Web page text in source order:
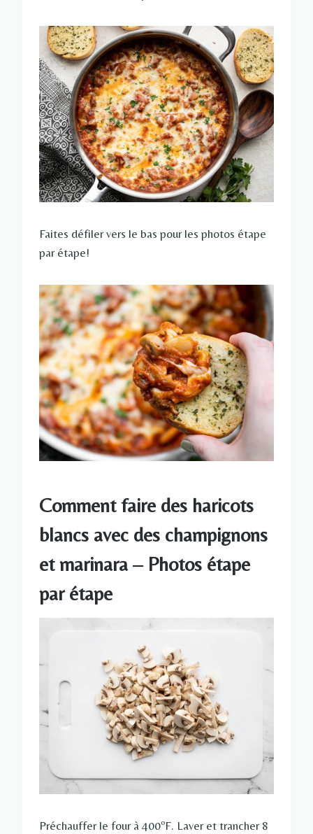
Faites défiler vers le bas pour les photos étape
par étape!
Comment faire des haricots
blancs avec des champignons
et marinara – Photos étape
par étape
Préchauffer le four à 400ºF. Laver et trancher 8